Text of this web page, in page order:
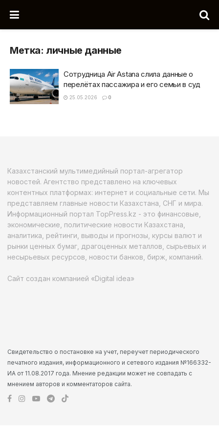
Метка: личные данные
Сотрудница Air Astana слила данные о
перелётах пассажира и его семьи в суд
25.05.2026 0
Казахстанский мультимедийный портал-агрегатор
новостей. Агентство представлено на ключевых
контентных платформах: интернет и социальные сети. Мы
представляем главные новости Казахстана, СНГ и мира.
Информационный портал TopPress.kz - это финансовые,
экономические, политические новости Казахстана,
аналитика, рейтинги, выводы и прогнозы, курсы валют и
рынки ценных бумаг, драгоценных металлов, сырьевых и
несырьевых ресурсов, новости банков, бирж, компаний.
Сайт создан компанией «Digital idea»
Свидетельство о постановке на учет, переучет периодического
печатного издания, информационного и сетевого издания №166332-
ИА от 11.08.2017 года. Мнение редакции может не совпадать с
мнением авторов и комментаторов сайта.